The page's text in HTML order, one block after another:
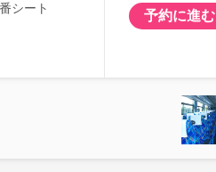
シート
予約に進む